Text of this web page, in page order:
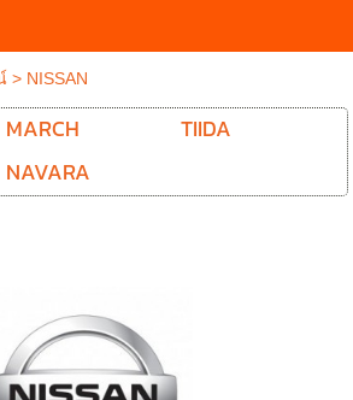
> NISSAN
MARCH
TIIDA
NAVARA